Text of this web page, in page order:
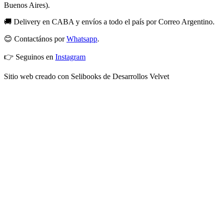
Buenos Aires).
🚚 Delivery en CABA y envíos a todo el país por Correo Argentino.
😊 Contactános porWhatsapp.
👉 Seguinos en Instagram
Sitio web creado con Selibooks de Desarrollos Velvet